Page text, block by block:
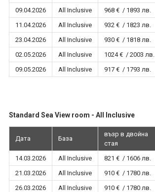
09.04.2026 All Inclusive 968 € / 1893 лв.
11.04.2026
All Inclusive 932 € / 1823 лв.
23.04.2026
All Inclusive 930 € / 1818 лв.
02.05.2026
All Inclusive 1024 € / 2003 лв.
09.05.2026
All Inclusive 917 € / 1793 лв.
Standard Sea View room - All Inclusive
Дата База
възр в двойна
стая
14.03.2026 All Inclusive 821 € / 1606 лв.
21.03.2026
All Inclusive 910 € / 1780 лв.
26.03.2026
All Inclusive 910 € / 1780 лв.